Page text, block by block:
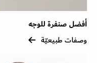
أفضل صنفرة للوجه
وصفات طبيعيّة